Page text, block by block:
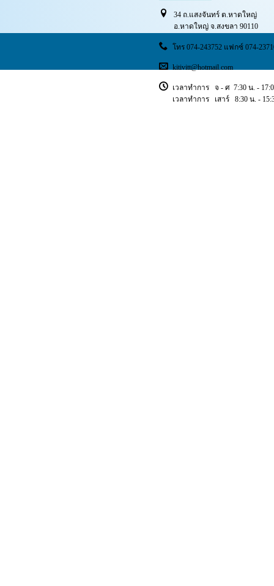
34 ถ.แสงจันทร์ ต.หาดใหญ่
อ.หาดใหญ่ จ.สงขลา 90110
โทร 074-243752 แฟกซ์ 074-
kitivitt@hotmail.com
เวลาทำการ จ - ศ 7:30 น. -
เวลาทำการ เสาร์ 8:30 น. -